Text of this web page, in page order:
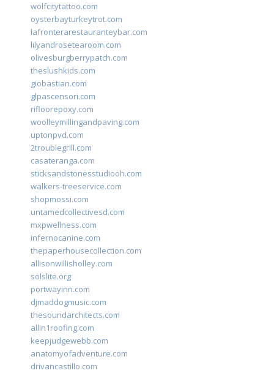
wolfcitytattoo.com
oysterbayturkeytrot.com
lafronterarestauranteybar.com
lilyandrosetearoom.com
olivesburgberrypatch.com
theslushkids.com
giobastian.com
glpascensori.com
rifloorepoxy.com
woolleymillingandpaving.com
uptonpvd.com
2troublegrill.com
casateranga.com
sticksandstonesstudiooh.com
walkers-treeservice.com
shopmossi.com
untamedcollectivesd.com
mxpwellness.com
infernocanine.com
thepaperhousecollection.com
allisonwillisholley.com
solslite.org
portwayinn.com
djmaddogmusic.com
thesoundarchitects.com
allin1roofing.com
keepjudgewebb.com
anatomyofadventure.com
drivancastillo.com